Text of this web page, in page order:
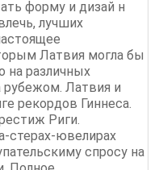
форму и дизай н
лучших
Латвия могла бы
на различных
рубежом. Латвия и
рекордов Гиннеса.
Риги.
стерах-ювелирах
спросу на